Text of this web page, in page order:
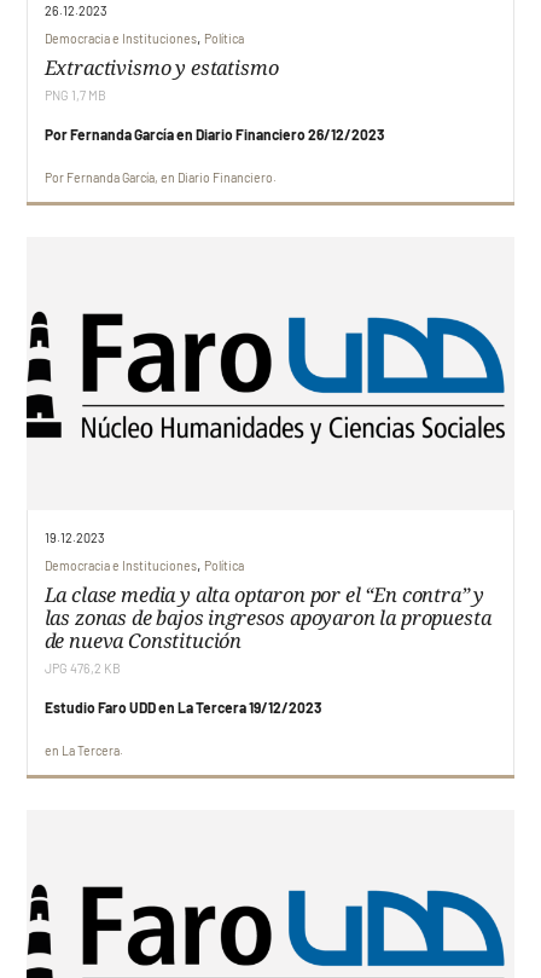
26.12.2023
Democracia e Instituciones, Política
Extractivismo y estatismo
PNG 1,7 MB
Por Fernanda García en Diario Financiero 26/12/2023
Por Fernanda García en Diario Financiero
19.12.2023
Democracia e Instituciones, Política
La clase media y alta optaron por el “En contra” y
las zonas de bajos ingresos apoyaron la propuesta
de nueva Constitución
JPG 476,2 KB
Estudio Faro UDD en La Tercera 19/12/2023
en La Tercera